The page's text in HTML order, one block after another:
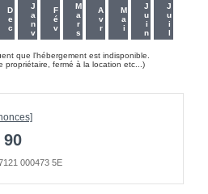
Dec Janv Fév Mars Avr Mai Juin Juil
que l'hébergement est indisponible.
propriétaire, fermé à la location etc...)
90
000473 5E